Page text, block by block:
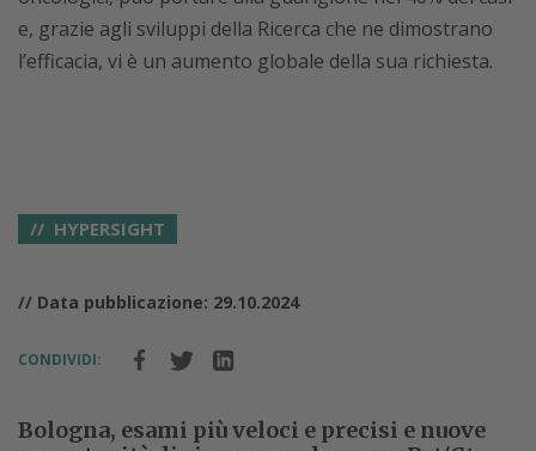
e, grazie agli sviluppi della Ricerca che ne dimostrano
l’efficacia, vi è un aumento globale della sua richiesta.
HYPERSIGHT
// Data pubblicazione: 29.10.2024
CONDIVIDI:
Bologna, esami più veloci e precisi e nuove